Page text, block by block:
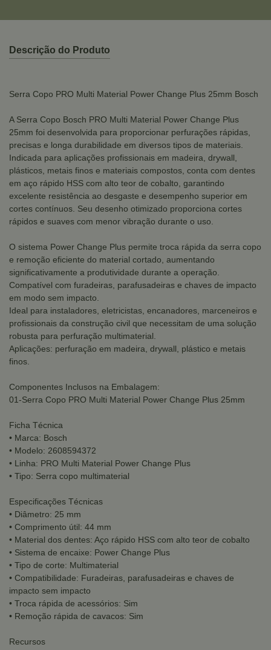
Descrição do Produto
Serra Copo PRO Multi Material Power Change Plus 25mm Bosch
A Serra Copo Bosch PRO Multi Material Power Change Plus
25mm foi desenvolvida para proporcionar perfurações rápidas,
precisas e longa durabilidade em diversos tipos de materiais.
Indicada para aplicações profissionais em madeira, drywall,
plásticos, metais finos e materiais compostos, conta com dentes
em aço rápido HSS com alto teor de cobalto, garantindo
excelente resistência ao desgaste e desempenho superior em
cortes contínuos. Seu desenho otimizado proporciona cortes
rápidos e suaves com menor vibração durante o uso.
O sistema Power Change Plus permite troca rápida da serra copo
e remoção eficiente do material cortado, aumentando
significativamente a produtividade durante a operação.
Compatível com furadeiras, parafusadeiras e chaves de impacto
em modo sem impacto.
Ideal para instaladores, eletricistas, encanadores, marceneiros e
profissionais da construção civil que necessitam de uma solução
robusta para perfuração multimaterial.
Aplicações: perfuração em madeira, drywall, plástico e metais
finos.
Componentes Inclusos na Embalagem:
01-Serra Copo PRO Multi Material Power Change Plus 25mm
Ficha Técnica
• Marca: Bosch
• Modelo: 2608594372
• Linha: PRO Multi Material Power Change Plus
• Tipo: Serra copo multimaterial
Especificações Técnicas
• Diâmetro: 25 mm
• Comprimento útil: 44 mm
• Material dos dentes: Aço rápido HSS com alto teor de cobalto
• Sistema de encaixe: Power Change Plus
• Tipo de corte: Multimaterial
• Compatibilidade: Furadeiras, parafusadeiras e chaves de
impacto sem impacto
• Troca rápida de acessórios: Sim
• Remoção rápida de cavacos: Sim
Recursos